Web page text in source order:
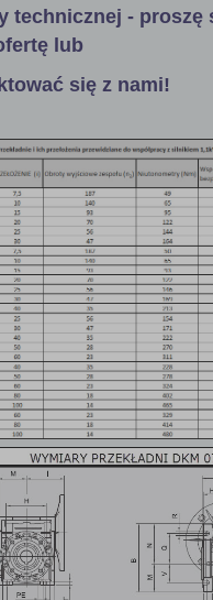
technicznej - proszę
lub
się z nami!